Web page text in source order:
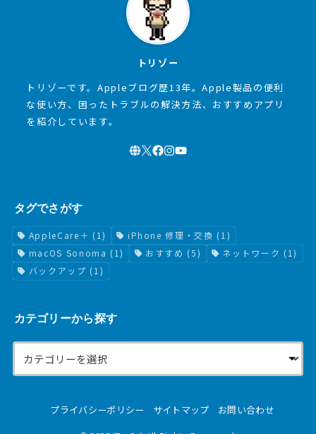
トリゾー
トリゾーです。Appleブログ歴13年。Apple製品の便利
な使い方、困ったトラブルの解決方法、おすすめアプリ
を紹介しています。
タグでさがす
AppleCare＋ (1) iPhone 修理・交換 (1)
macOS Sonoma (1) おすすめ (5) ネットワーク (1)
バックアップ (1)
カテゴリーから探す
プライバシーポリシー サイトマップ
お問い合わせ